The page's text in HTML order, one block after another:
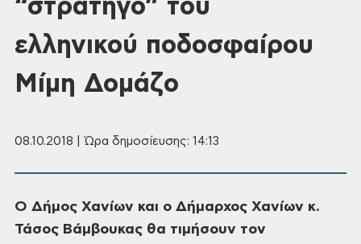
“στρατηγό” του
ελληνικού ποδοσφαίρου
Μίμη Δομάζο
08.10.2018 | Ώρα δημοσίευσης: 14:13
Ο Δήμος Χανίων και ο Δήμαρχος Χανίων κ.
Τάσος Βάμβουκας θα τιμήσουν τον